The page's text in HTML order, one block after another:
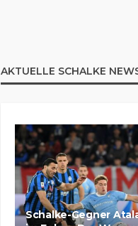
AKTUELLE SCHALKE
Schalke-Gegner